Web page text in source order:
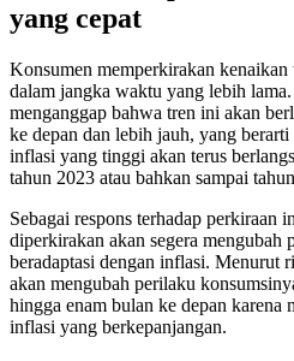
yang cepat
Konsumen memperkirakan
dalam jangka waktu yang lebih
menganggap bahwa tren ini akan
ke depan dan lebih jauh, yang
inflasi yang tinggi akan terus
tahun 2023 atau bahkan sampai
Sebagai respons terhadap perkiraan
diperkirakan akan segera mengubah
beradaptasi dengan inflasi. Menurut
akan mengubah perilaku
hingga enam bulan ke depan karena
inflasi yang berkepanjangan.